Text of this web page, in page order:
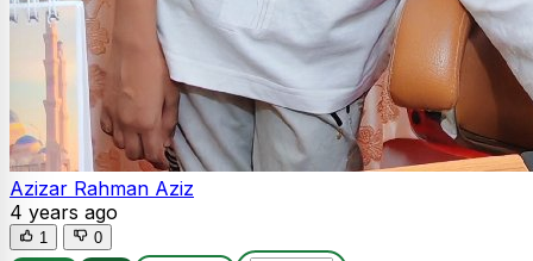
Azizar Rahman Aziz
4 years ago
1 0